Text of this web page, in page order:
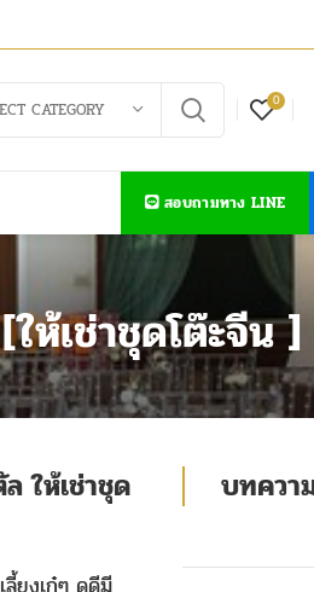
CATEGORY 0
สอบถามทาง LINE
ห้เช่าชุดโต๊ะจีน ]
ให้เช่าชุด
บทควา